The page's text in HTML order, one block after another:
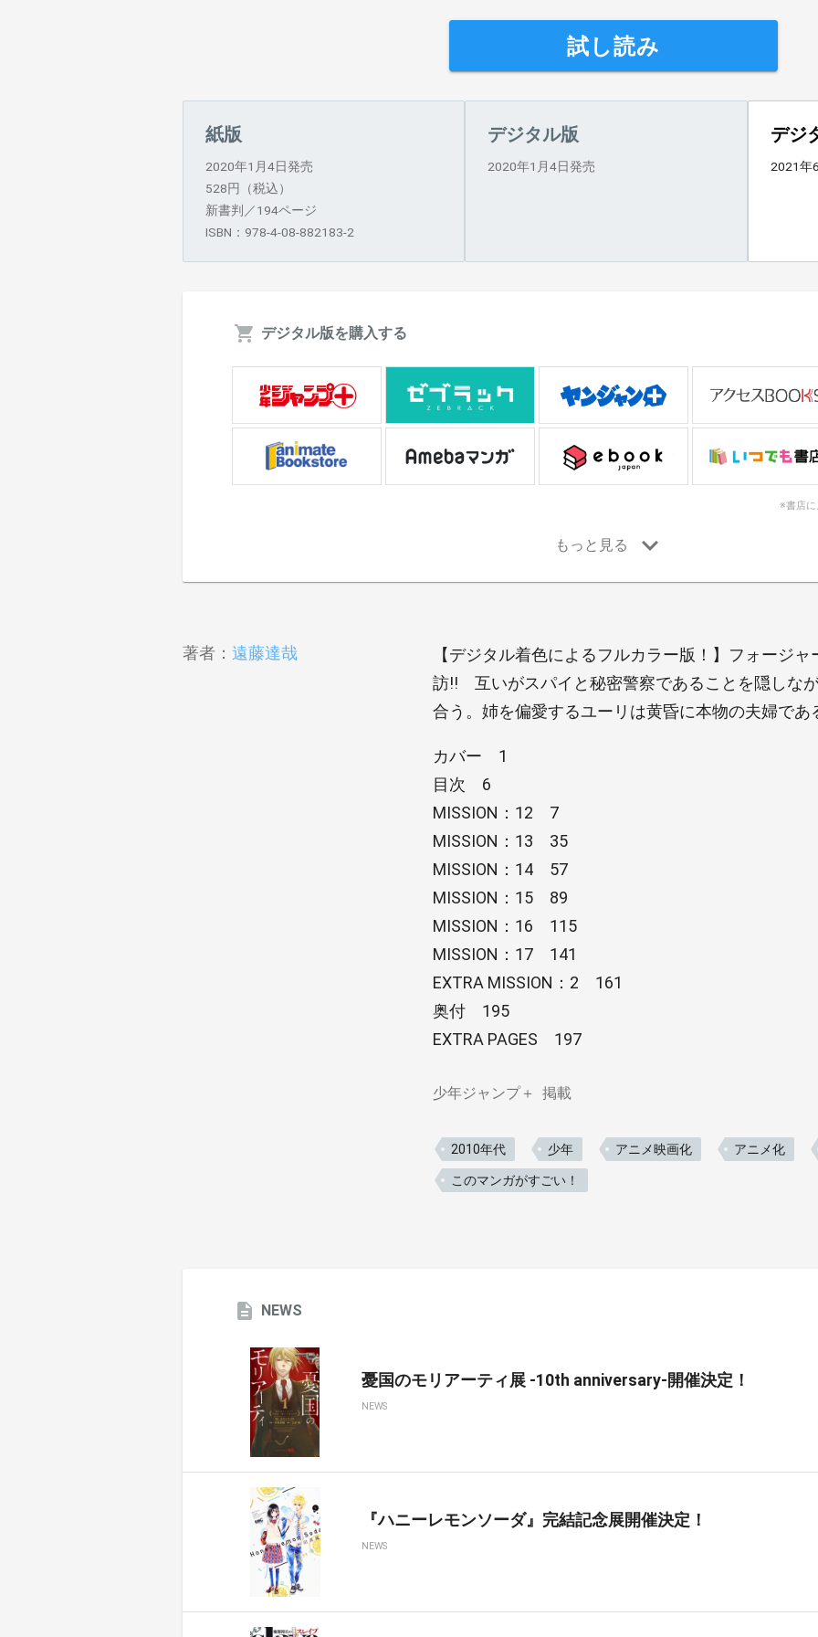
試し読み
紙版
2020年1月4日発売
528円（税込）
新書判／194ページ
ISBN：978-4-08-882183-2
デジタル版
2020年1月4日発売
デジ
2021年
デジタル版を購入する
※書店に
著者： 遠藤達哉
【デジタル着色によるフルカラー版！】フォージ
訪!! 互いがスパイと秘密警察であることを隠しな
合う。姉を偏愛するユーリは黄昏に本物の夫婦で
カバー 1
目次 6
MISSION：12 7
MISSION：13 35
MISSION：14 57
MISSION：15 89
MISSION：16 115
MISSION：17 141
EXTRA MISSION：2 161
奥付 195
EXTRA PAGES 197
少年ジャンプ＋ 掲載
2010年代 少年 アニメ映画化 アニメ化
このマンガがすごい！
NEWS
憂国のモリアーティ展 -10th anniversary-開催決定！
NEWS
『ハニーレモンソーダ』完結記念展開催決定！
NEWS